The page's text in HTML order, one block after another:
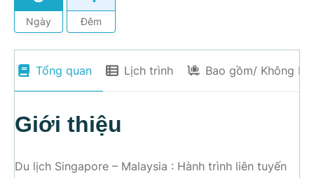
Ngày Đêm
Tổng quan Lịch trình Bao gồm/ Không
Giới thiệu
Du lịch Singapore – Malaysia : Hành trình liên tuyến